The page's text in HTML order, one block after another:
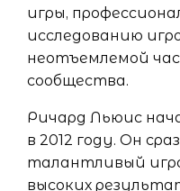
игры,
исследованию
неотъемлемой
сообщества.
Ричард Льюис
в 2012 году. Он
талантливый
высоких